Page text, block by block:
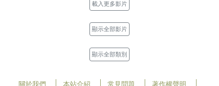
載入更多影片
顯示全部影片
顯示全部類別
關於我們 本站介紹 常見問題 著作權聲明